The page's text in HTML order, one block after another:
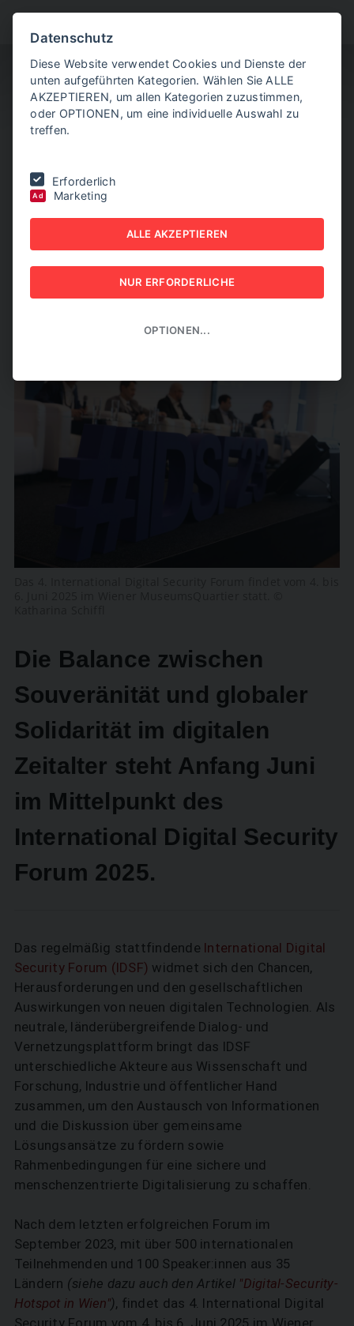
IDSF 2025:
SOUVERÄNITÄT UND
SOLIDARITÄT
10. FEBRUAR 2025
Die Balance zwischen
Souveränität und globaler
Solidarität im digitalen
Zeitalter steht Anfang Juni
im Mittelpunkt des
International Digital Security
Forum 2025.
Das regelmäßig stattfindende International Digital
Security Forum (IDSF) widmet sich den Chancen,
Herausforderungen und den gesellschaftlichen
Auswirkungen von neuen digitalen Technologien. Als
neutrale, länderübergreifende Dialog- und
Vernetzungsplattform bringt das IDSF
unterschiedliche Akteure aus Wissenschaft und
Forschung, Industrie und öffentlicher Hand
zusammen, um den Austausch von Informationen
und die Diskussion über gemeinsame
Lösungsansätze zu fördern sowie
Rahmenbedingungen für eine sichere und
menschenzentrierte Digitalisierung zu schaffen.
Nach dem letzten erfolgreichen Forum im
September 2023, mit über 500 internationalen
Teilnehmenden und 100 Speaker:innen aus 35
Ländern (siehe dazu auch den Artikel "Digital-Security-
Hotspot in Wien"), findet das 4. International Digital
Security Forum vom 4. bis 6. Juni 2025 im Wiener
Datenschutz
Diese Website verwendet Cookies und Dienste der
unten aufgeführten Kategorien. Wählen Sie ALLE
AKZEPTIEREN, um allen Kategorien zuzustimmen,
oder OPTIONEN, um eine individuelle Auswahl zu
treffen.
Erforderlich
Ad Marketing
ALLE AKZEPTIEREN
NUR ERFORDERLICHE
OPTIONEN...